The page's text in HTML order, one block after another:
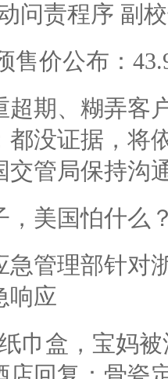
问责程序 副
售价公布：
超期、糊弄客
都没证据，将
交管局保持沟
，美国怕什么
急管理部针对
响应
巾盒，宝妈